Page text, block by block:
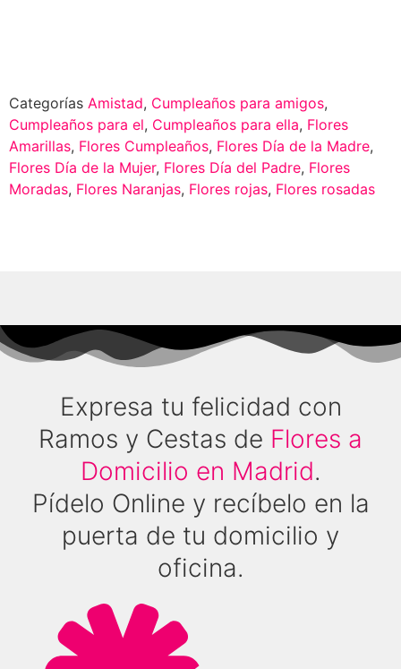
Categorías Amistad, Cumpleaños para amigos,
Cumpleaños para el, Cumpleaños para ella, Flores
Amarillas, Flores Cumpleaños, Flores Día de la Madre,
Flores Día de la Mujer, Flores Día del Padre, Flores
Moradas, Flores Naranjas, Flores rojas, Flores rosadas
Expresa tu felicidad con
Ramos y Cestas de Flores a
Domicilio en Madrid.
Pídelo Online y recíbelo en la
puerta de tu domicilio y
oficina.